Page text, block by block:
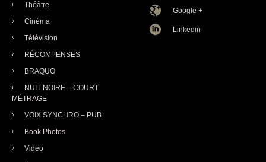
Théâtre
Cinéma
Télévision
RÉCOMPENSES
BRAQUO
NUIT NOIRE – COURT
MÉTRAGE
VOIX SYNCHRO – PUB
Book Photos
Vidéo
Google +
Linkedin